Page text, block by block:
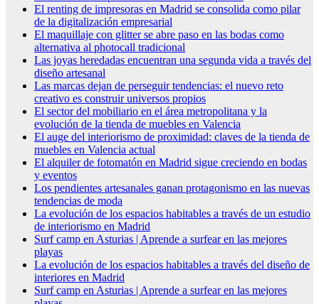
El renting de impresoras en Madrid se consolida como pilar
de la digitalización empresarial
El maquillaje con glitter se abre paso en las bodas como
alternativa al photocall tradicional
Las joyas heredadas encuentran una segunda vida a través del
diseño artesanal
Las marcas dejan de perseguir tendencias: el nuevo reto
creativo es construir universos propios
El sector del mobiliario en el área metropolitana y la
evolución de la tienda de muebles en Valencia
El auge del interiorismo de proximidad: claves de la tienda de
muebles en Valencia actual
El alquiler de fotomatón en Madrid sigue creciendo en bodas
y eventos
Los pendientes artesanales ganan protagonismo en las nuevas
tendencias de moda
La evolución de los espacios habitables a través de un estudio
de interiorismo en Madrid
Surf camp en Asturias | Aprende a surfear en las mejores
playas
La evolución de los espacios habitables a través del diseño de
interiores en Madrid
Surf camp en Asturias | Aprende a surfear en las mejores